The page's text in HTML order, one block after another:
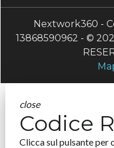
Nextwork360 -
13868590962 - ©
close
Codice
Clicca sul pulsante per